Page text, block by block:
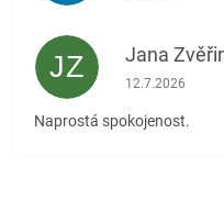
JZ Jana
Hodnocení
12.7.2026
Naprostá spokojenost.